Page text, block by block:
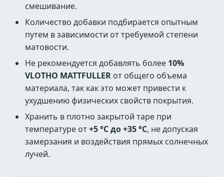
смешивание.
Количество добавки подбирается опытным
путем в зависимости от требуемой степени
матовости.
Не рекомендуется добавлять более 10%
VLOTHO MATTFULLER от общего объема
материала, так как это может привести к
ухудшению физических свойств покрытия.
Хранить в плотно закрытой таре при
температуре от+5 °C до +35 °C, не допуская
замерзания и воздействия прямых солнечных
лучей.